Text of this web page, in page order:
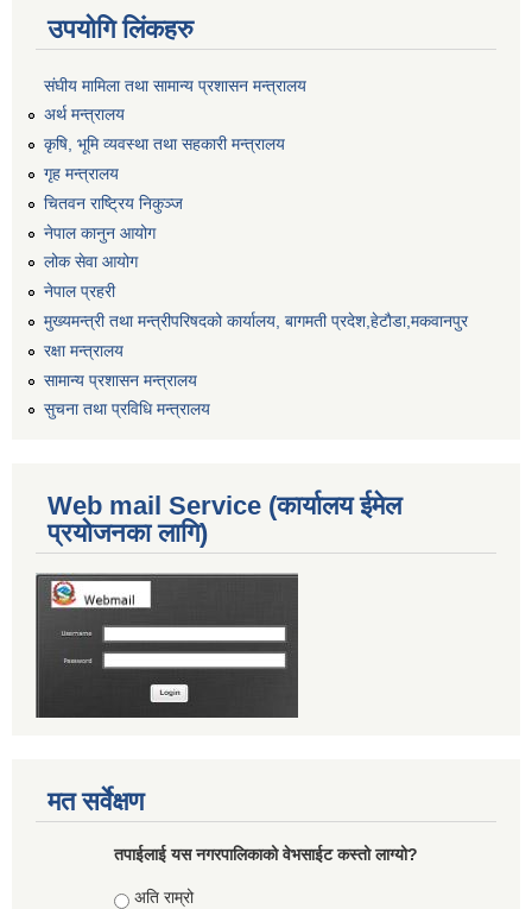
उपयोगि लिंकहरु
संघीय मामिला तथा सामान्य प्रशासन मन्त्रालय
अर्थ मन्त्रालय
कृषि, भूमि व्यवस्था तथा सहकारी मन्त्रालय
गृह मन्त्रालय
चितवन राष्ट्रिय निकुञ्ज
नेपाल कानुन आयोग
लोक सेवा आयोग
नेपाल प्रहरी
मुख्यमन्त्री तथा मन्त्रीपरिषदको कार्यालय, बागमती प्रदेश,हेटाैडा,मकवानपुर
रक्षा मन्त्रालय
सामान्य प्रशासन मन्त्रालय
सुचना तथा प्रविधि मन्त्रालय
Web mail Service (कार्यालय ईमेल
प्रयोजनका लागि)
मत सर्वेक्षण
तपाईलाई यस नगरपालिकाको वेभसाईट कस्तो लाग्यो?
Choices
अति राम्रो